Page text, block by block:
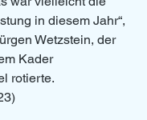
in diesem Jahr“,
Wetzstein, der
Kader
rotierte.